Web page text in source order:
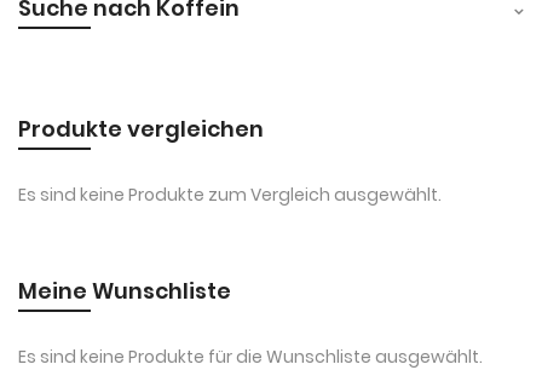
Suche nach Koffein
Produkte vergleichen
Es sind keine Produkte zum Vergleich ausgewählt.
Meine Wunschliste
Es sind keine Produkte für die Wunschliste ausgewählt.